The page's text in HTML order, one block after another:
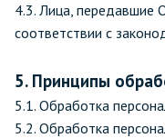
4.3. Лица, передавшие
соответствии с
5. Принципы
5.1. Обработка
5.2. Обработка